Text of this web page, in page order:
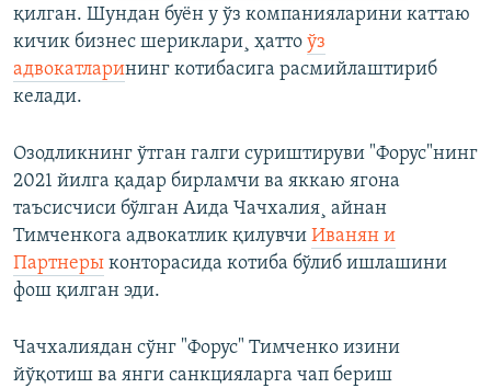
қилган. Шундан буён у ўз компанияларини каттаю
кичик бизнес шериклари¸ ҳатто ўз
адвокатларининг котибасига расмийлаштириб
келади.
Озодликнинг ўтган галги суриштируви "Форус"нинг
2021 йилга қадар бирламчи ва яккаю ягона
таъсисчиси бўлган Аида Чачхалия¸ айнан
Тимченкога адвокатлик қилувчи Иванян и
Партнеры конторасида котиба бўлиб ишлашини
фош қилган эди.
Чачхалиядан сўнг "Форус" Тимченко изини
йўқотиш ва янги санкцияларга чап бериш